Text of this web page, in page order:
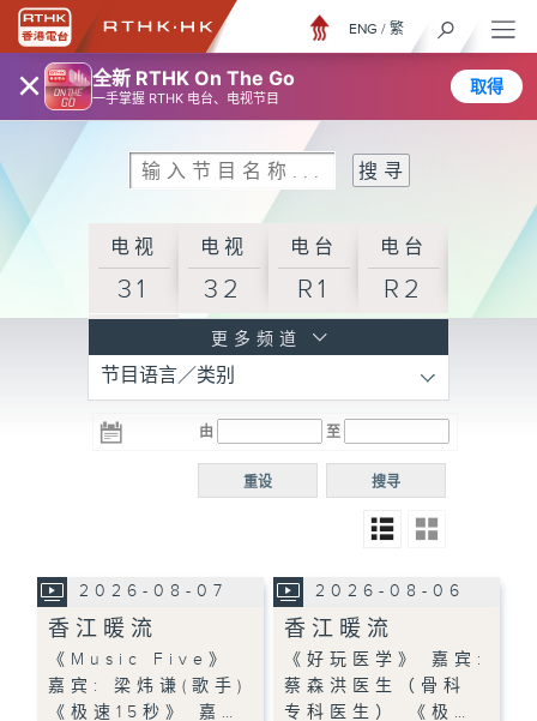
× 全新 RTHK On The Go
一手掌握 RTHK 电台、电视节目
取得
ENG / 繁
电视
31
电视
32
电台
R1
电台
R2
R3
电台 电台
R5
电台
普通
更多频道
节目语言／类别
由 至
搜寻
重设
2026-08-07
香江暖流
《Music Five》
嘉宾: 梁炜谦(歌手)
《极速15秒》 嘉…
2026-08-06
香江暖流
《好玩医学》 嘉宾:
蔡森洪医生（骨科
专科医生） 《极…